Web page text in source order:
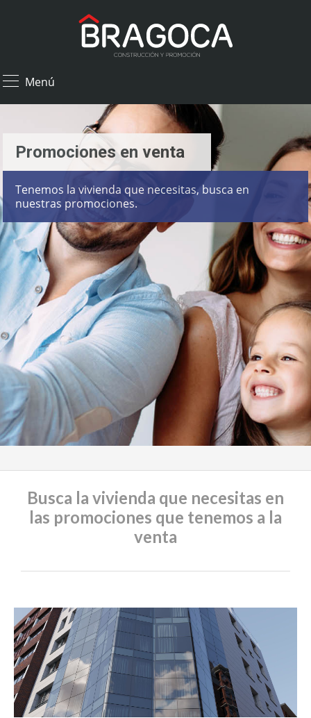
Menú
Promociones en venta
Tenemos la vivienda que necesitas, busca en
nuestras promociones.
Busca la vivienda que necesitas en
las promociones que tenemos a la
venta
Necesarias
cookies no
opcionales.
necesarias
funcione la
mejorar la
de la web, en
base a cómo
se usa la web.
Experiencia
Para que
nuestra web